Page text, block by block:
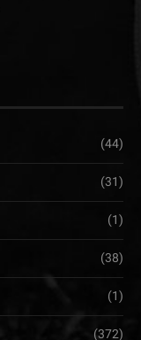
(44)
(31)
(1)
(38)
(1)
(372)